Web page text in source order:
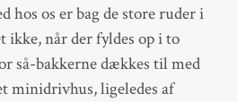
hos os er bag de store ruder i
ikke, når der fyldes op i to
så-bakkerne dækkes til med
minidrivhus, ligeledes af